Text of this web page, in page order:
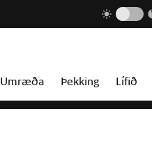
Umræða Þekking Lífið